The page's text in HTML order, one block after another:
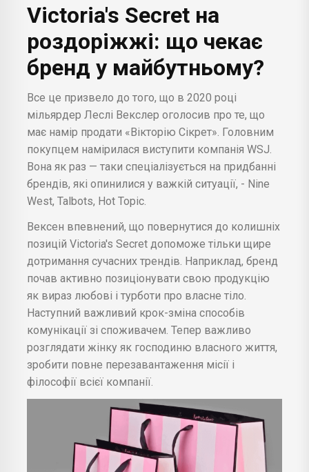
Victoria's Secret на
роздоріжжі: що чекає
бренд у майбутньому?
Все це призвело до того, що в 2020 році
мільярдер Леслі Векслер оголосив про те, що
має намір продати «Вікторію Сікрет». Головним
покупцем намірилася виступити компанія WSJ.
Вона як раз — таки спеціалізується на придбанні
брендів, які опинилися у важкій ситуації, - Nine
West, Talbots, Hot Topic.
Вексен впевнений, що повернутися до колишніх
позицій Victoria's Secret допоможе тільки щире
дотримання сучасних трендів. Наприклад, бренд
почав активно позиціонувати свою продукцію
як вираз любові і турботи про власне тіло.
Наступний важливий крок-зміна способів
комунікації зі споживачем. Тепер важливо
розглядати жінку як господиню власного життя,
зробити повне перезавантаження місії і
філософії всієї компанії.